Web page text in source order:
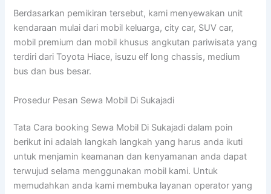
Berdasarkan pemikiran tersebut, kami menyewakan unit
kendaraan mulai dari mobil keluarga, city car, SUV car,
mobil premium dan mobil khusus angkutan pariwisata yang
terdiri dari Toyota Hiace, isuzu elf long chassis, medium
bus dan bus besar.
Prosedur Pesan Sewa Mobil Di Sukajadi
Tata Cara booking Sewa Mobil Di Sukajadi dalam poin
berikut ini adalah langkah langkah yang harus anda ikuti
untuk menjamin keamanan dan kenyamanan anda dapat
terwujud selama menggunakan mobil kami. Untuk
memudahkan anda kami membuka layanan operator yang